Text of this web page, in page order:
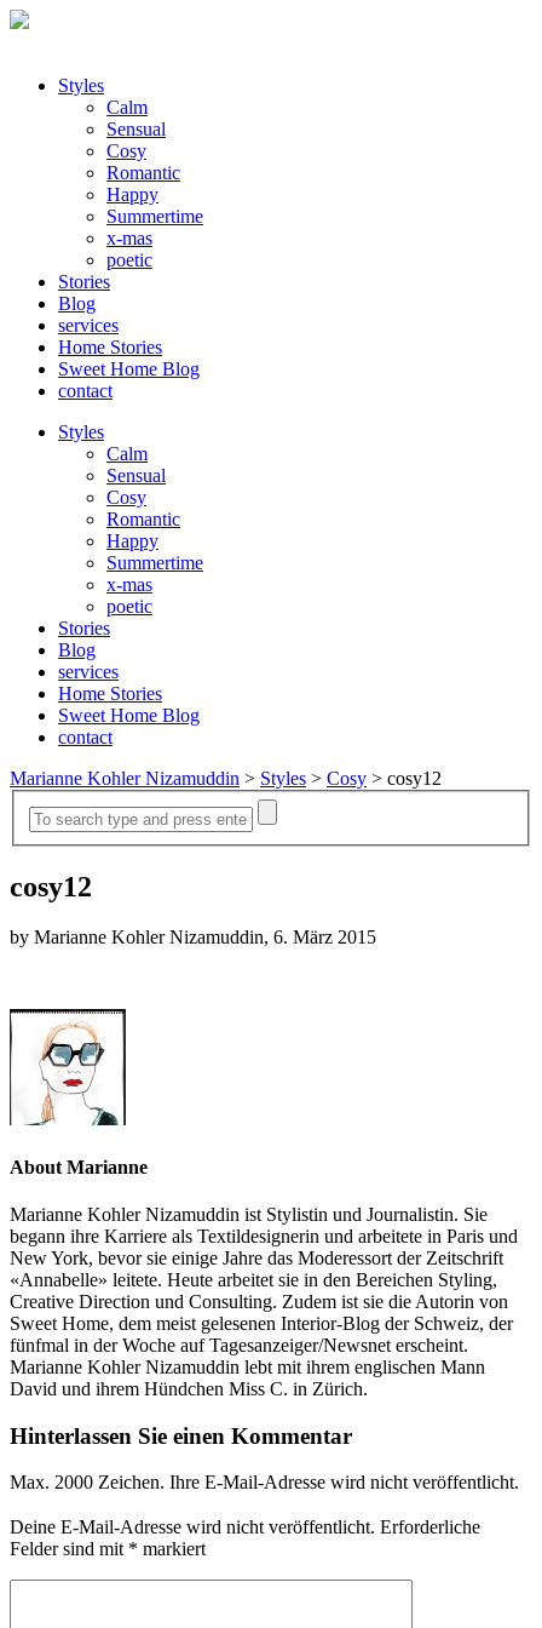
Styles
Calm
Sensual
Cosy
Romantic
Happy
Summertime
x-mas
poetic
Stories
Blog
services
Home Stories
Sweet Home Blog
contact
Styles
Calm
Sensual
Cosy
Romantic
Happy
Summertime
x-mas
poetic
Stories
Blog
services
Home Stories
Sweet Home Blog
contact
Marianne Kohler Nizamuddin > Styles > Cosy > cosy12
cosy12
by Marianne Kohler Nizamuddin, 6. März 2015
About Marianne
Marianne Kohler Nizamuddin ist Stylistin und Journalistin. Sie
begann ihre Karriere als Textildesignerin und arbeitete in Paris und
New York, bevor sie einige Jahre das Moderessort der Zeitschrift
«Annabelle» leitete. Heute arbeitet sie in den Bereichen Styling,
Creative Direction und Consulting. Zudem ist sie die Autorin von
Sweet Home, dem meist gelesenen Interior-Blog der Schweiz, der
fünfmal in der Woche auf Tagesanzeiger/Newsnet erscheint.
Marianne Kohler Nizamuddin lebt mit ihrem englischen Mann
David und ihrem Hündchen Miss C. in Zürich.
Hinterlassen Sie einen Kommentar
Max. 2000 Zeichen. Ihre E-Mail-Adresse wird nicht veröffentlicht.
Deine E-Mail-Adresse wird nicht veröffentlicht. Erforderliche
Felder sind mit * markiert